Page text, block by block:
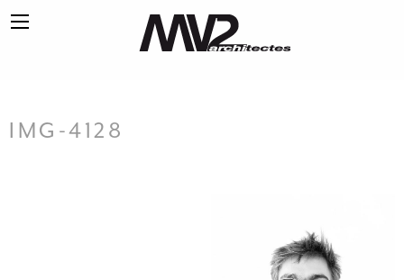
IMG-4128